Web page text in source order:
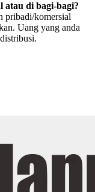
atau di bagi-bagi?
pribadi/komersial
Uang yang anda